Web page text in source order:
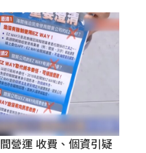
營運 收費、個資引疑